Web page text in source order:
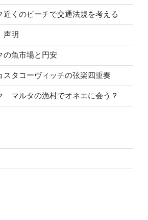
近くのビーチで交通法規を考える
声明
の魚市場と円安
タコーヴィッチの弦楽四重奏
マルタの漁村でオネエに会う？